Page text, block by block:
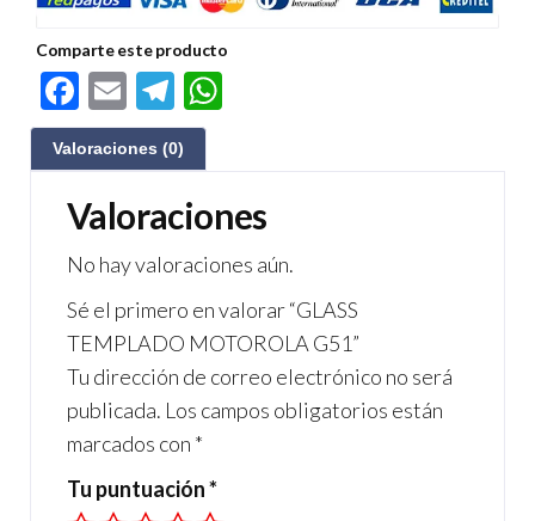
Comparte este producto
F
ac
e
b
o
o
k
E
m
ail
Te
le
gr
a
m
s
A
p
p
Valoraciones (0)
Valoraciones
No hay valoraciones aún.
Sé el primero en valorar “GLASS
TEMPLADO MOTOROLA G51”
Tu dirección de correo electrónico no será
publicada. Los campos obligatorios están
marcados con *
Tu puntuación*